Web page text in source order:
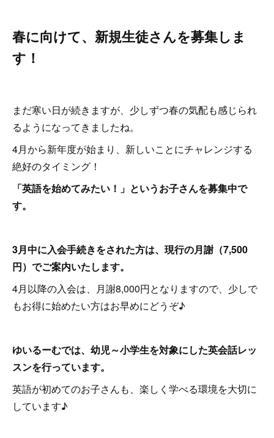
春に向けて、新規生徒さんを募集しま
す！
まだ寒い日が続きますが、少しずつ春の気配も感じられ
るようになってきましたね。
4月から新年度が始まり、新しいことにチャレンジする
絶好のタイミング！
「英語を始めてみたい！」というお子さんを募集中で
す。
3月中に入会手続きをされた方は、現行の月謝（7,500
円）でご案内いたします。
4月以降の入会は、月謝8,000円となりますので、少しで
もお得に始めたい方はお早めにどうぞ♪
ゆいるーむでは、幼児～小学生を対象にした英会話レッ
スンを行っています。
英語が初めてのお子さんも、楽しく学べる環境を大切に
しています♪